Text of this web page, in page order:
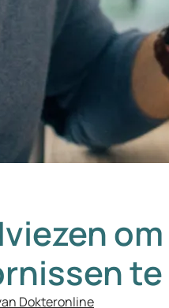
om
Dokteronline